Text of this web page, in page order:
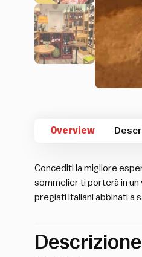
Overview
Concediti la migliore
sommelier ti porterà in un
pregiati italiani abbinati a
Descrizione